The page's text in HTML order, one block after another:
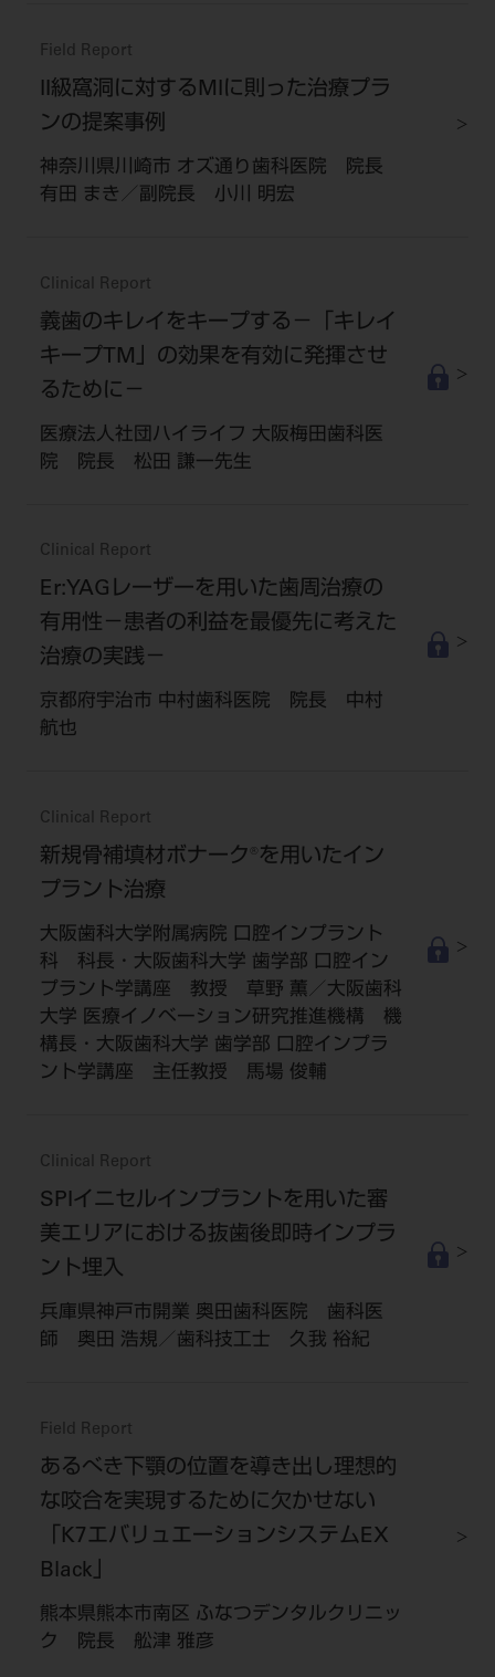
Field Report
II級窩洞に対するMIに則った治療プラ
ンの提案事例
神奈川県川崎市 オズ通り歯科医院 院長
有田 まき／副院長 小川 明宏
Clinical Report
義歯のキレイをキープする－「キレイ
キープTM」の効果を有効に発揮させ
るために－
医療法人社団ハイライフ 大阪梅田歯科医
院 院長 松田 謙一先生
Clinical Report
Er:YAGレーザーを用いた歯周治療の
有用性－患者の利益を最優先に考えた
治療の実践－
京都府宇治市 中村歯科医院 院長 中村
航也
Clinical Report
新規骨補填材ボナーク®を用いたイン
プラント治療
大阪歯科大学附属病院 口腔インプラント
科 科長・大阪歯科大学 歯学部 口腔イン
プラント学講座 教授 草野 薫／大阪歯科
大学 医療イノベーション研究推進機構 機
構長・大阪歯科大学 歯学部 口腔インプラ
ント学講座 主任教授 馬場 俊輔
Clinical Report
SPIイニセルインプラントを用いた審
美エリアにおける抜歯後即時インプラ
ント埋入
兵庫県神戸市開業 奥田歯科医院 歯科医
師 奥田 浩規／歯科技工士 久我 裕紀
Field Report
あるべき下顎の位置を導き出し理想的
な咬合を実現するために欠かせない
「K7エバリュエーションシステムEX
Black」
熊本県熊本市南区 ふなつデンタルクリニッ
ク 院長 舩津 雅彦